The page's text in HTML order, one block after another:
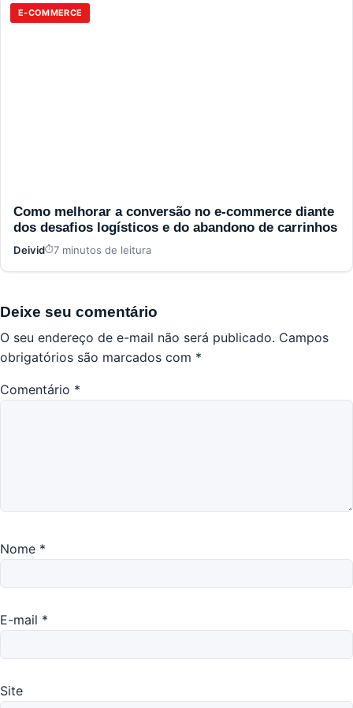
E-COMMERCE
Como melhorar a conversão no e-commerce diante
dos desafios logísticos e do abandono de carrinhos
Deivid 7 minutos de leitura
Deixe seu comentário
O seu endereço de e-mail não será publicado. Campos
obrigatórios são marcados com *
Comentário *
Nome *
E-mail *
Site